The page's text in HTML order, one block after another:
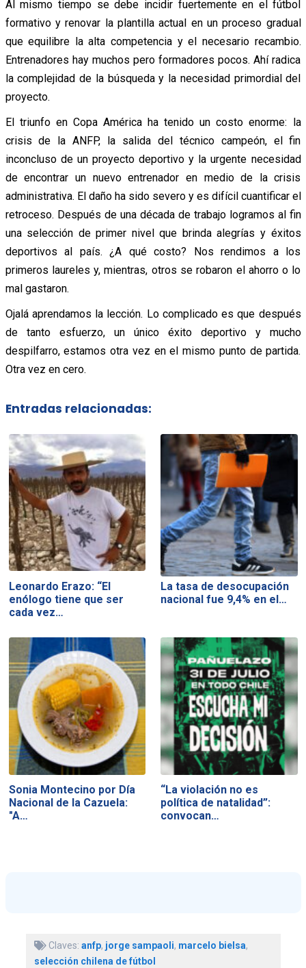
Al mismo tiempo se debe incidir fuertemente en el fútbol
formativo y renovar la plantilla actual en un proceso gradual
que equilibre la alta competencia y el necesario recambio.
Entrenadores hay muchos pero formadores pocos. Ahí radica
la complejidad de la búsqueda y la necesidad primordial del
proyecto.
El triunfo en Copa América ha tenido un costo enorme: la
crisis de la ANFP, la salida del técnico campeón, el fin
inconcluso de un proyecto deportivo y la urgente necesidad
de encontrar un nuevo entrenador en medio de la crisis
administrativa. El daño ha sido severo y es difícil cuantificar el
retroceso. Después de una década de trabajo logramos al fin
una selección de primer nivel que brinda alegrías y éxitos
deportivos al país. ¿A qué costo? Nos rendimos a los
primeros laureles y, mientras, otros se robaron el ahorro o lo
mal gastaron.
Ojalá aprendamos la lección. Lo complicado es que después
de tanto esfuerzo, un único éxito deportivo y mucho
despilfarro, estamos otra vez en el mismo punto de partida.
Otra vez en cero.
Entradas relacionadas:
Leonardo Erazo: “El
enólogo tiene que ser
cada vez…
La tasa de desocupación
nacional fue 9,4% en el…
Sonia Montecino por Día
Nacional de la Cazuela:
"A…
“La violación no es
política de natalidad”:
convocan…
Claves: anfp, jorge sampaoli, marcelo bielsa,
selección chilena de fútbol